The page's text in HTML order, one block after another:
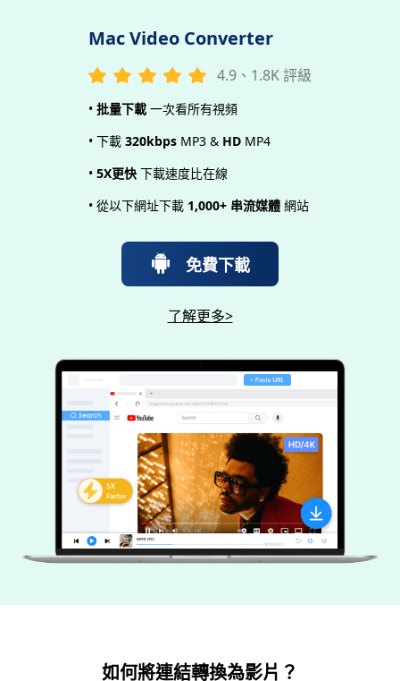
Mac Video Converter
4.9、1.8K 評級
• 批量下載 一次看所有視頻
• 下載 320kbps MP3 & HD MP4
• 5X更快 下載速度比在線
• 從以下網址下載 1,000+ 串流媒體 網站
免費下載
了解更多>
如何將連結轉換為影片？